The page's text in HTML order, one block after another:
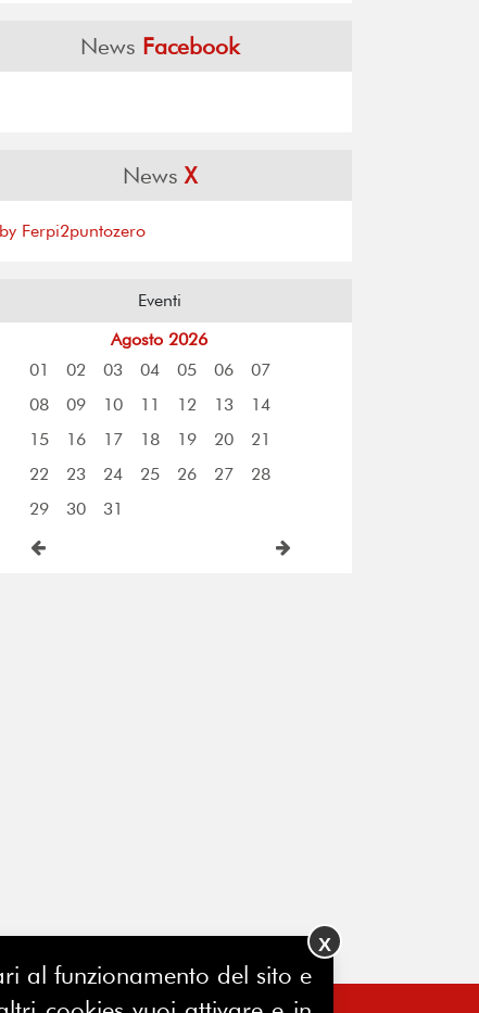
News Facebook
NewsX
Ferpi2puntozero
Eventi
Agosto 2026
01
02 03 04 05 06
07
08
09 10 11 12 13
14
15
16 17 18 19 20
21
22
23 24 25 26 27
28
29
30 31
al funzionamento del sito e
X